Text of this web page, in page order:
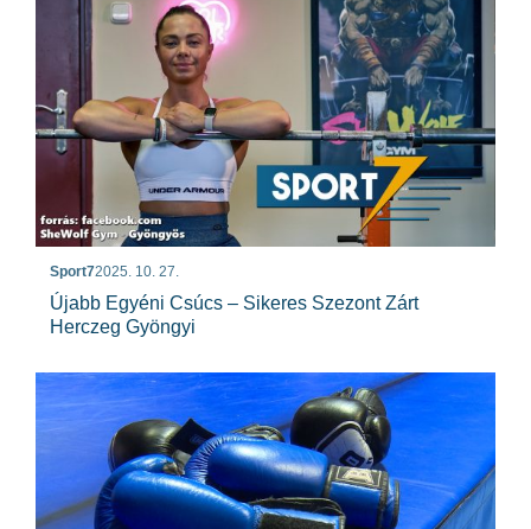
Sport72025. 10. 27.
Újabb Egyéni Csúcs – Sikeres Szezont Zárt
Herczeg Gyöngyi